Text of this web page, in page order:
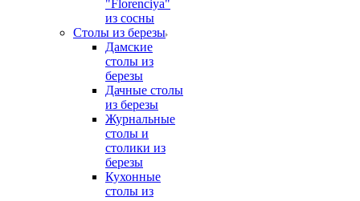
"Florenciya"
из сосны
Столы из березы
Дамские
столы из
березы
Дачные столы
из березы
Журнальные
столы и
столики из
березы
Кухонные
столы из